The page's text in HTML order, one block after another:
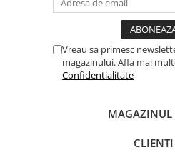
Vreau sa primesc
magazinului. Afla mai
Confidentialitate
MAGAZINUL
CLIENTI